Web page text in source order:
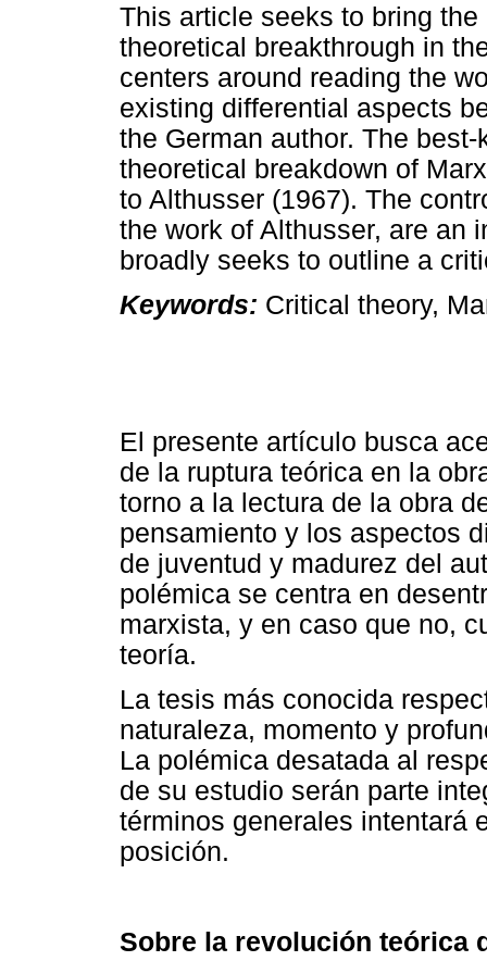
This article seeks to bring
theoretical breakthrough in
centers around reading the
existing differential aspects
the German author. The best-
theoretical breakdown of
to Althusser (1967). The
the work of Althusser, are an
broadly seeks to outline a
Keywords: Critical theory,
El presente artículo busca
de la ruptura teórica en la
torno a la lectura de la obra
pensamiento y los aspectos
de juventud y madurez del
polémica se centra en
marxista, y en caso que no,
teoría.
La tesis más conocida
naturaleza, momento y
La polémica desatada al
de su estudio serán parte
términos generales intentará
posición.
Sobre la revolución teórica